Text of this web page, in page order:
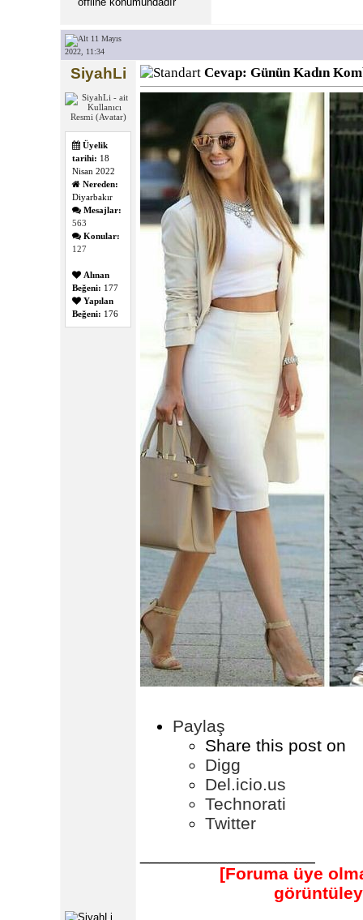
11 Mayıs
2022, 11:34
SiyahLi
Üyelik
tarihi: 18
Nisan 2022
Nereden:
Diyarbakır
Mesajlar:
563
Konular:
127
Alınan
Beğeni: 177
Yapılan
Beğeni: 176
Cevap: Günün Kadın
Paylaş
Share this post on
Digg
Del.icio.us
Technorati
Twitter
[Foruma üye